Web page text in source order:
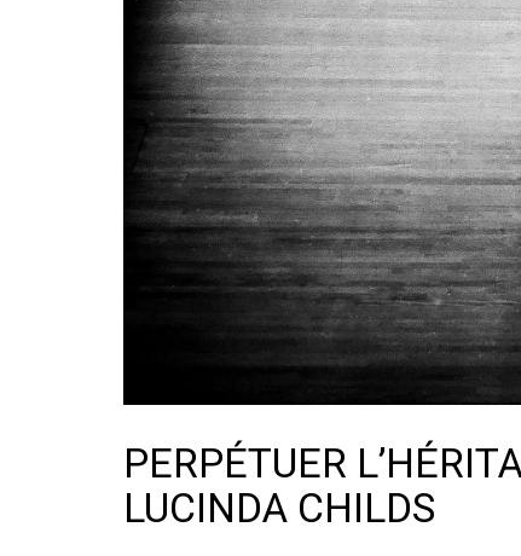
PERPÉTUER
LUCINDA CHILDS